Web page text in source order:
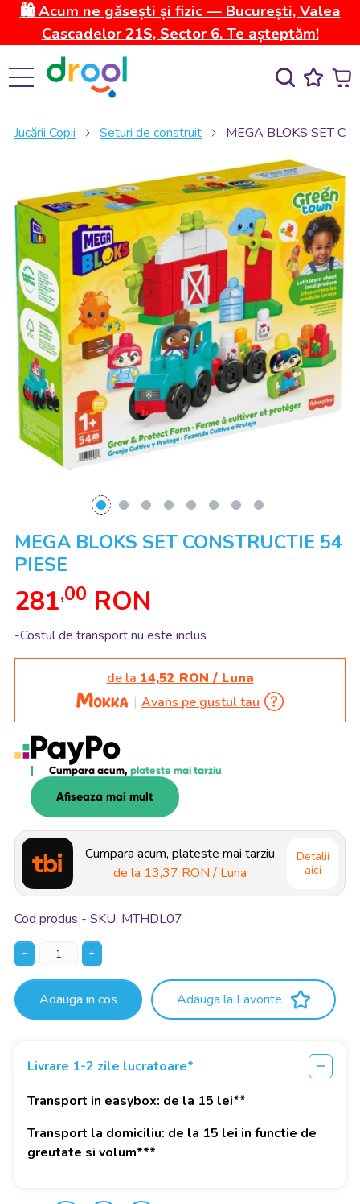
🛍️ Acum ne găsești și fizic — București, Valea
Cascadelor 21S, Sector 6. Te așteptăm!
Jucării Copii Seturi de construit MEGA BLOKS SET
MEGA BLOKS SET CONSTRUCTIE 54
PIESE
281,00 RON
-Costul de transport nu este inclus
de la 14,52 RON / Luna
Avans pe gustul tau
Cumpara acum, plateste mai tarziu
Afiseaza mai mult
Cumpara acum, plateste mai tarziu
de la 13,37 RON / Luna
Detalii
aici
Cod produs - SKU MTHDL07
− +
Adauga in cos Adauga la Favorite
Livrare 1-2 zile lucratoare*
Transport in easybox: de la 15 lei**
Transport la domiciliu: de la 15 lei in functie de
greutate si volum***